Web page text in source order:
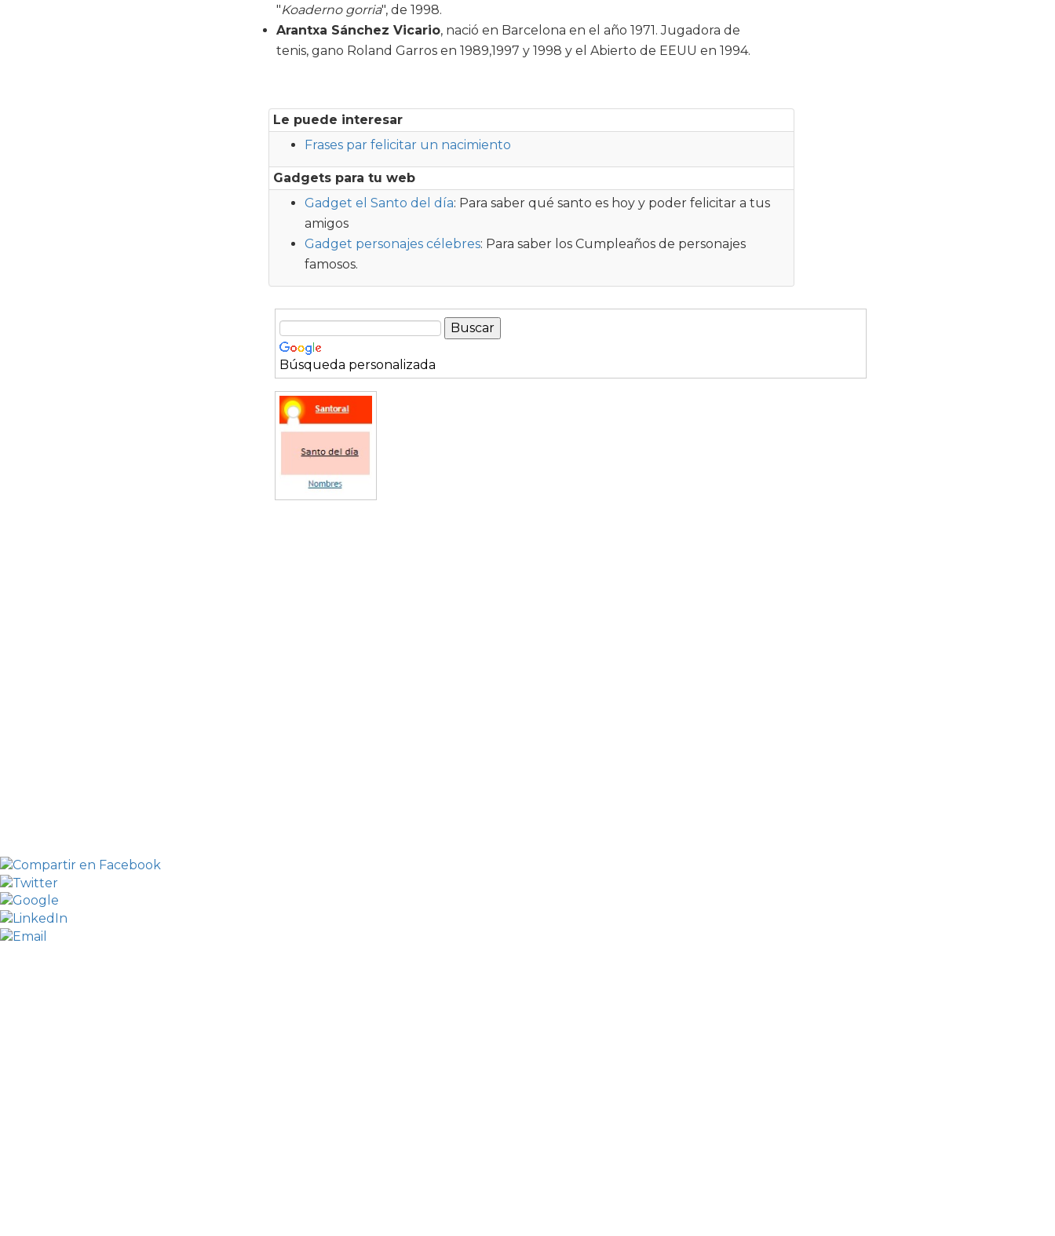
"Koaderno gorria", de 1998.
Arantxa Sánchez Vicario, nació en Barcelona en el año 1971. Jugadora de
tenis, gano Roland Garros en 1989,1997 y 1998 y el Abierto de EEUU en 1994.
Le puede interesar
Frases par felicitar un nacimiento
Gadgets para tu web
Gadget el Santo del día: Para saber qué santo es hoy y poder felicitar a tus
amigos
Gadget personajes célebres: Para saber los Cumpleaños de personajes
famosos.
Búsqueda personalizada